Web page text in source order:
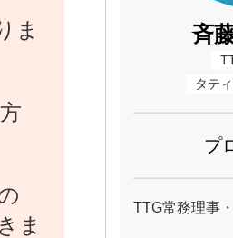
ま
ま
斉
タテ
プ
TTG常務理事